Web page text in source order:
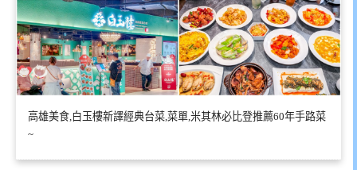
高雄美食,白玉樓新譯經典台菜,菜單,米其林必比登推薦60年手路菜
~